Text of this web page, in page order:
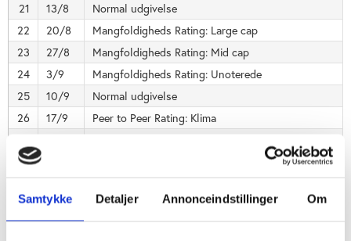
Samtykke Detaljer Annonceindstillinger Om
21
13/8
Normal udgivelse
22
20/8
Mangfoldigheds Rating: Large cap
23
27/8
Mangfoldigheds Rating: Mid cap
24
3/9
Mangfoldigheds Rating: Unoterede
25
10/9
Normal udgivelse
26
17/9
Peer to Peer Rating: Klima
28
30
22/10
Normal udgivelse